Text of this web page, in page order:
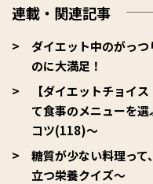
連載・関連記事
ダイエット中のがっ
のに大満足！
【ダイエットチョイ
て食事のメニューを
コツ(118)～
糖質が少ない料理っ
立つ栄養クイズ～